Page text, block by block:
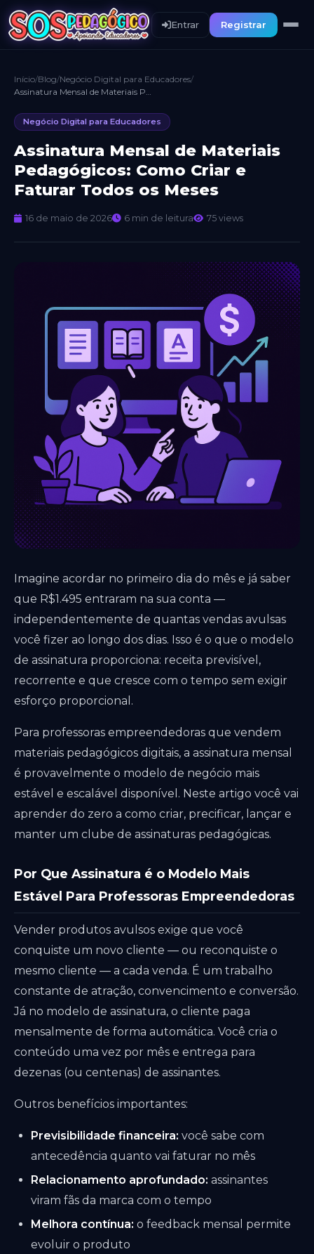
Entrar Registrar
Início/Blog/Negócio Digital para Educadores/
Assinatura Mensal de Materiais Pedagógicos: Como Criar e Faturar Todos os Meses
Negócio Digital para Educadores
Assinatura Mensal de Materiais
Pedagógicos: Como Criar e
Faturar Todos os Meses
16 de maio de 2026 6 min de leitura 75 views
Imagine acordar no primeiro dia do mês e já saber
que R$1.495 entraram na sua conta —
independentemente de quantas vendas avulsas
você fizer ao longo dos dias. Isso é o que o modelo
de assinatura proporciona: receita previsível,
recorrente e que cresce com o tempo sem exigir
esforço proporcional.
Para professoras empreendedoras que vendem
materiais pedagógicos digitais, a assinatura mensal
é provavelmente o modelo de negócio mais
estável e escalável disponível. Neste artigo você vai
aprender do zero a como criar, precificar, lançar e
manter um clube de assinaturas pedagógicas.
Por Que Assinatura é o Modelo Mais
Estável Para Professoras Empreendedoras
Vender produtos avulsos exige que você
conquiste um novo cliente — ou reconquiste o
mesmo cliente — a cada venda. É um trabalho
constante de atração, convencimento e conversão.
Já no modelo de assinatura, o cliente paga
mensalmente de forma automática. Você cria o
conteúdo uma vez por mês e entrega para
dezenas (ou centenas) de assinantes.
Outros benefícios importantes:
Previsibilidade financeira: você sabe com
antecedência quanto vai faturar no mês
Relacionamento aprofundado: assinantes
viram fãs da marca com o tempo
Melhora contínua: o feedback mensal permite
evoluir o produto